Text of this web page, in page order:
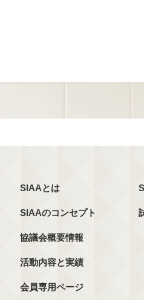
SIAAとは
SIAAのコンセプト
協議会概要情報
活動内容と実績
会員専用ページ